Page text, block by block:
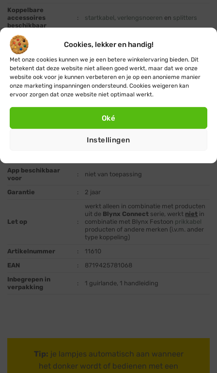
Cookies, lekker en handig!
Met onze cookies kunnen we je een betere winkelervaring bieden. Dit
betekent dat deze website niet alleen goed werkt, maar dat we onze
website ook voor je kunnen verbeteren en je op een anonieme manier
onze marketing inspanningen ondersteund. Cookies weigeren kan
ervoor zorgen dat onze website niet optimaal werkt.
Oké
Instellingen
Koppelbare
accessoires
beschikbaar
: startkabel, verlengsnoeren en splitters
Beschermingsgraad :
beter geschikt voor permanente installatie)
Energiebron
: startkabel(let op:niet inbegrepen)
Adapter of
aansluitsnoer
inbegrepen
:
nee, vergeet niet om eenstartkabel
(aansluitsnoer) mee te bestellen om zo je
lampjes meteen vanuit de doos te kunnen
gebruiken
energiebron
220-240 Volt / DC (uitgang
7,4 Watt
App beschikbaar
voor
: niet van toepassing
Garantie : 2 jaar
Let op :
werkt alleen in combinatie met producten
uit de Blynx Connect serie, werkt niet in
combinatie met Blynx Festoon prikkabel
producten of andere merken (i.v.m. ander
type koppeling)
Artikelnummer
:
11610
EAN
:
8719425781068
Inbegrepen in
verpakking
: 1 guirlande, 1 handleiding
Tip: je lampjes automatisch aan wanneer
het donker wordt of bedienen met een